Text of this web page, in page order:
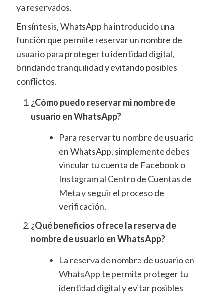
ya reservados.
En síntesis, WhatsApp ha introducido una
función que permite reservar un nombre de
usuario para proteger tu identidad digital,
brindando tranquilidad y evitando posibles
conflictos.
¿Cómo puedo reservar mi nombre de
usuario en WhatsApp?
Para reservar tu nombre de usuario
en WhatsApp, simplemente debes
vincular tu cuenta de Facebook o
Instagram al Centro de Cuentas de
Meta y seguir el proceso de
verificación.
¿Qué beneficios ofrece la reserva de
nombre de usuario en WhatsApp?
La reserva de nombre de usuario en
WhatsApp te permite proteger tu
identidad digital y evitar posibles